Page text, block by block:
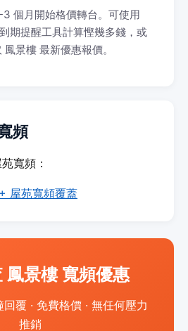
個月開始格價轉台。可使用
期提醒工具計算慳幾多錢，或
景樓 最新優惠報價。
頻
寬頻：
屋苑寬頻覆蓋
鳳景樓 寬頻優惠
覆 · 免費格價 · 無任何壓力
推銷